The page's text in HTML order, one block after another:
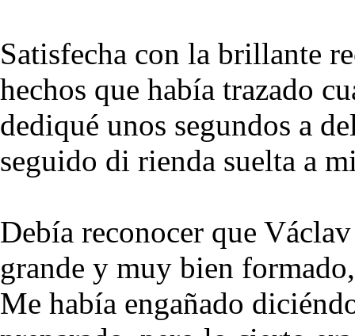
Satisfecha con la brillante
hechos que había trazado
dediqué unos segundos a
seguido di rienda suelta a
Debía reconocer que
grande y muy bien
Me había engañado